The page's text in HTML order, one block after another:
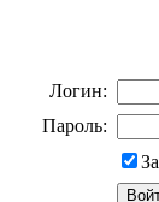
Логин:
Пароль: